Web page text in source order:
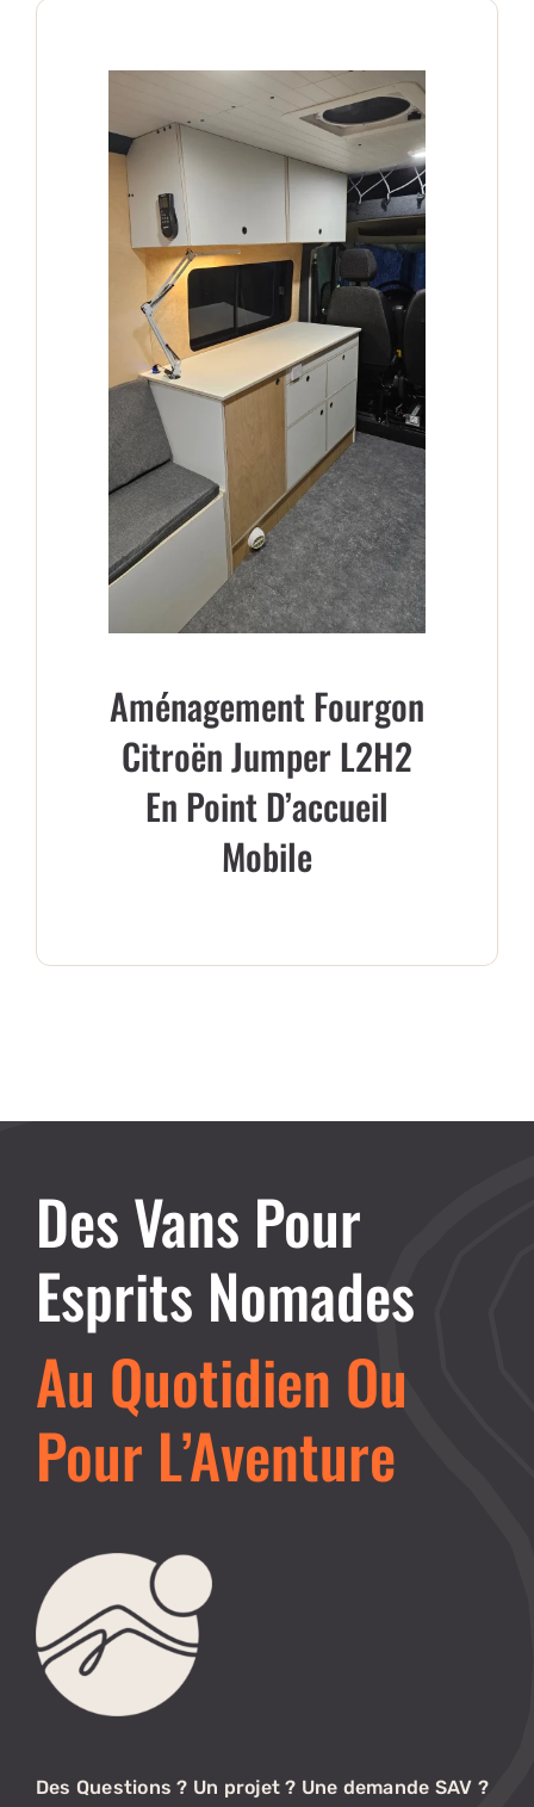
Aménagement Fourgon
Citroën Jumper L2H2
En Point D’accueil
Mobile
Des Vans Pour
Esprits Nomades
Au Quotidien Ou
Pour L’Aventure
Des Questions ? Un projet ? Une demande SAV ?